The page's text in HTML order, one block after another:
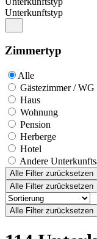
Unterkunftstyp
Zimmertyp
Alle
Gästezimmer / WG
Haus
Wohnung
Pension
Herberge
Hotel
Andere
Alle Filter zurücksetzen
Alle Filter zurücksetzen